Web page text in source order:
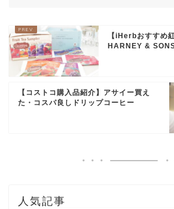
【iHerbおすすめ
HARNEY &
【コストコ購入品紹介】アサイー買え
た・コスパ良しドリップコーヒー
人気記事